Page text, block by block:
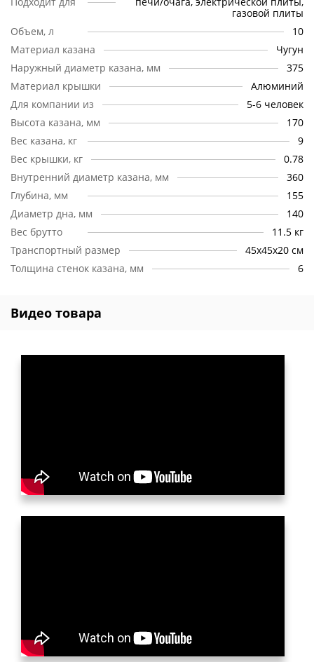
казанка, наполненный едой, может достигать 20 кг и
Крышка.Главная функция крышки – абсорбировать и
сохранять пар, который выделяется во время
приготовления. Алюминиевая крышка с пластиковой не
греющейся ручкой в центре, полностью выполняет эту
функцию. Также она легкая и удобная.
Стенки.Поскольку емкость напольная и большая, то
толщина стенок играет ключевую роль. Она достигает 6
мм. Такой размер позволяет длительно томить блюдо на
огне, чтобы все содержимое полноценно приготовилось
без подгорания.
газовой плиты
Объем, л
10
Материал казана
Чугун
Наружный диаметр казана, мм
375
Материал крышки
Алюминий
Для компании из
5-6 человек
Высота казана, мм
170
Вес казана, кг
9
Вес крышки, кг
0.78
Внутренний диаметр казана, мм
360
Глубина, мм
155
Диаметр дна, мм
140
Вес брутто
11.5 кг
Транспортный размер
45х45х20 см
Толщина стенок казана, мм
6
Видео товара